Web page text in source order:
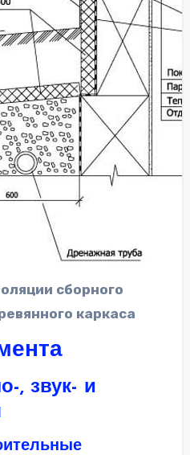
каркаса
, звук- и